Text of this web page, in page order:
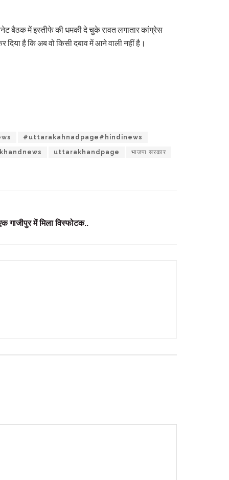
बैठक में इस्तीफे की धमकी दे चुके रावत लगातार कांग्रेस
है कि अब वो किसी दबाव में आने वाली नहीं है।
#uttarakahnadpage#hindinews
uttarakhandpage भाजपा सरकार
गाजीपुर में मिला विस्फोटक..